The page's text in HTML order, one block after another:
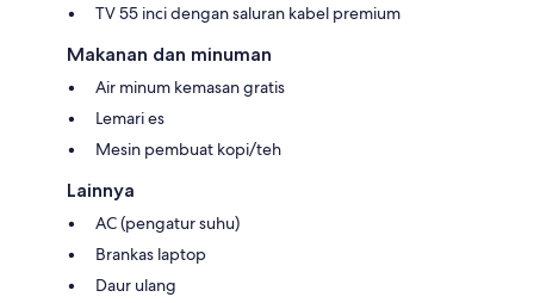
TV 55 inci dengan saluran kabel premium
Makanan dan minuman
Air minum kemasan gratis
Lemari es
Mesin pembuat kopi/teh
Lainnya
AC (pengatur suhu)
Brankas laptop
Daur ulang